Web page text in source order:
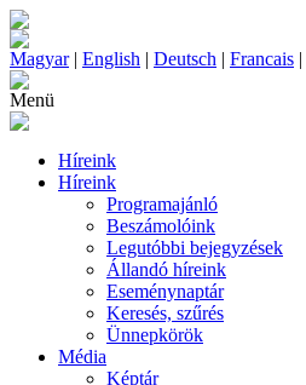
Magyar| English | Deutsch | Francais |
Menü
Híreink
Híreink
Programajánló
Beszámolóink
Legutóbbi bejegyzések
Állandó híreink
Eseménynaptár
Keresés, szűrés
Ünnepkörök
Média
Képtár